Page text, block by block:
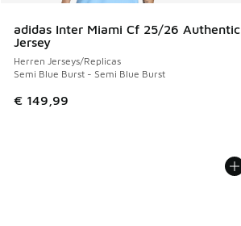
adidas Inter Miami Cf 25/26 Authentic
Jersey
Herren Jerseys/Replicas
Semi Blue Burst - Semi Blue Burst
€ 149,99